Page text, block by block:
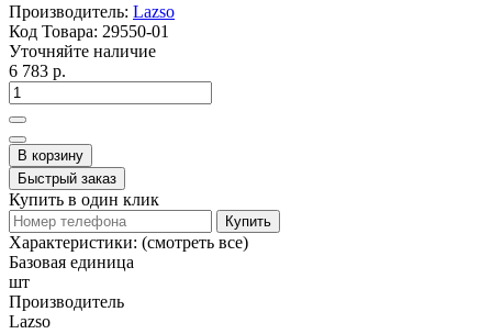
Производитель: Lazso
Код Товара: 29550-01
Уточняйте наличие
6 783 р.
В корзину
Быстрый заказ
Купить в один клик
Купить
Характеристики: (смотреть все)
Базовая единица
шт
Производитель
Lazso